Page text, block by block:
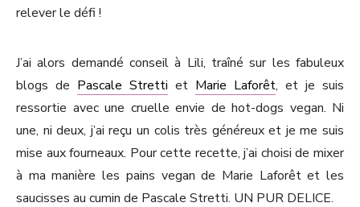
relever le défi !
J’ai alors demandé conseil à Lili, traîné sur les fabuleux
blogs de Pascale Stretti et Marie Laforêt, et je suis
ressortie avec une cruelle envie de hot-dogs vegan. Ni
une, ni deux, j’ai reçu un colis très généreux et je me suis
mise aux fourneaux. Pour cette recette, j’ai choisi de mixer
à ma manière les pains vegan de Marie Laforêt et les
saucisses au cumin de Pascale Stretti. UN PUR DELICE.